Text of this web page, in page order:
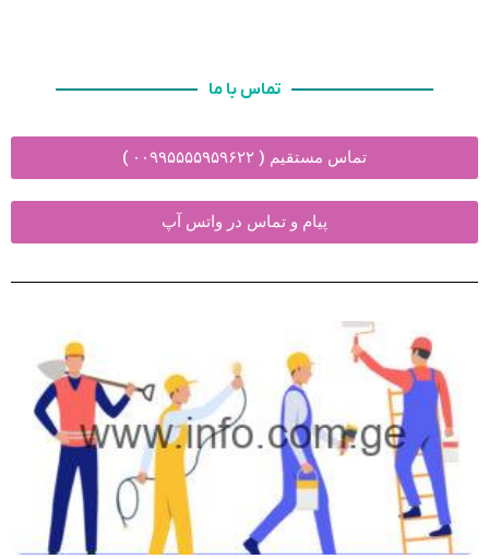
تماس با ما
تماس مستقیم ( ۰۰۹۹۵۵۵۵۹۵۹۶۲۲ )
پیام و تماس در واتس آپ